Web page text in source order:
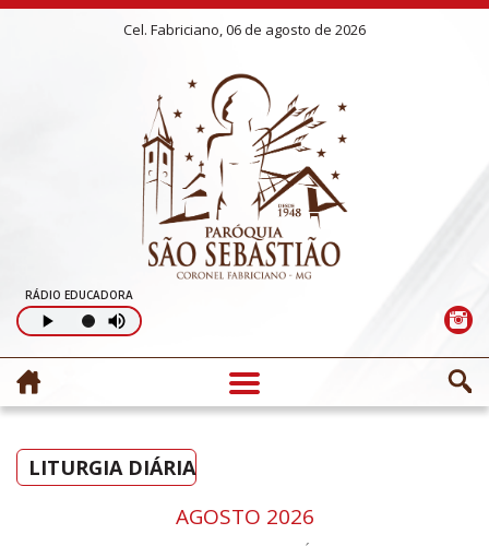
Cel. Fabriciano, 06 de agosto de 2026
RÁDIO EDUCADORA
LITURGIA DIÁRIA